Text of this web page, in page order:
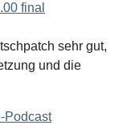
final
sehr gut,
und die
Podcast